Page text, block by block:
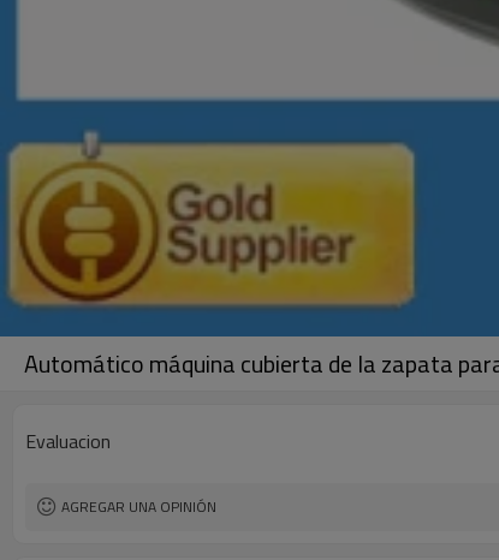
Automático máquina cubierta de la zapata
Evaluacion
AGREGAR UNA OPINIÓN